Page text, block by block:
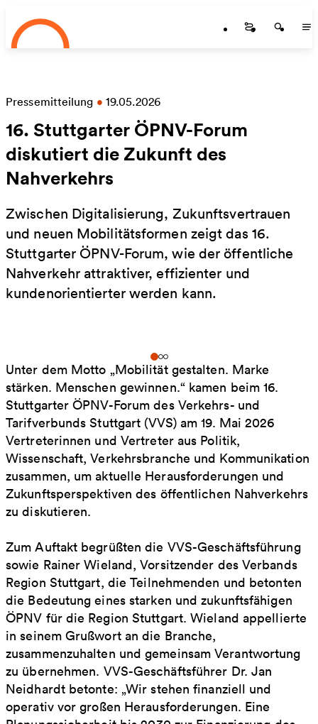
Zum Hauptinhalt springen
Startseite
Pressemitteilung • 19.05.2026
16. Stuttgarter ÖPNV-Forum
diskutiert die Zukunft des
Nahverkehrs
Zwischen Digitalisierung, Zukunftsvertrauen
und neuen Mobilitätsformen zeigt das 16.
Stuttgarter ÖPNV-Forum, wie der öffentliche
Nahverkehr attraktiver, effizienter und
kundenorientierter werden kann.
Unter dem Motto „Mobilität gestalten. Marke
stärken. Menschen gewinnen.“ kamen beim 16.
Stuttgarter ÖPNV-Forum des Verkehrs- und
Tarifverbunds Stuttgart (VVS) am 19. Mai 2026
Vertreterinnen und Vertreter aus Politik,
Wissenschaft, Verkehrsbranche und Kommunikation
zusammen, um aktuelle Herausforderungen und
Zukunftsperspektiven des öffentlichen Nahverkehrs
zu diskutieren.
Zum Auftakt begrüßten die VVS-Geschäftsführung
sowie Rainer Wieland, Vorsitzender des Verbands
Region Stuttgart, die Teilnehmenden und betonten
die Bedeutung eines starken und zukunftsfähigen
ÖPNV für die Region Stuttgart. Wieland appellierte
in seinem Grußwort an die Branche,
zusammenzuhalten und gemeinsam Verantwortung
zu übernehmen. VVS-Geschäftsführer Dr. Jan
Neidhardt betonte: „Wir stehen finanziell und
operativ vor großen Herausforderungen. Eine